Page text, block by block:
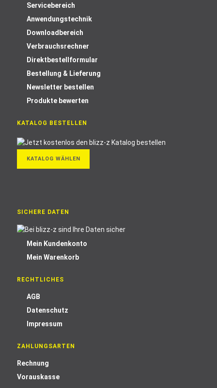
Servicebereich
Anwendungstechnik
Downloadbereich
Verbrauchsrechner
Direktbestellformular
Bestellung & Lieferung
Newsletter bestellen
Produkte bewerten
KATALOG BESTELLEN
KATALOG WÄHLEN
SICHERE DATEN
Mein Kundenkonto
Mein Warenkorb
RECHTLICHES
AGB
Datenschutz
Impressum
ZAHLUNGSARTEN
Rechnung
Vorauskasse